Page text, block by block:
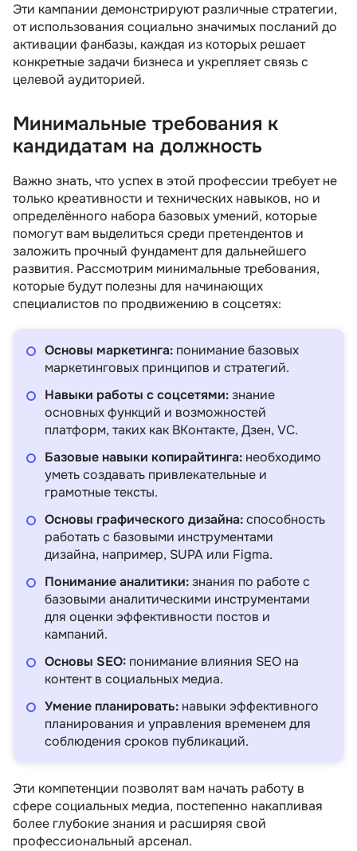
Эти кампании демонстрируют различные стратегии,
от использования социально значимых посланий до
активации фанбазы, каждая из которых решает
конкретные задачи бизнеса и укрепляет связь с
целевой аудиторией.
Минимальные требования к
кандидатам на должность
Важно знать, что успех в этой профессии требует не
только креативности и технических навыков, но и
определённого набора базовых умений, которые
помогут вам выделиться среди претендентов и
заложить прочный фундамент для дальнейшего
развития. Рассмотрим минимальные требования,
которые будут полезны для начинающих
специалистов по продвижению в соцсетях:
Основы маркетинга: понимание базовых
маркетинговых принципов и стратегий.
Навыки работы с соцсетями:знание
основных функций и возможностей
платформ, таких как ВКонтакте, Дзен, VC.
Базовые навыки копирайтинга: необходимо
уметь создавать привлекательные и
грамотные тексты.
Основы графического дизайна:способность
работать с базовыми инструментами
дизайна, например, SUPA или Figma.
Понимание аналитики:знания по работе с
базовыми аналитическими инструментами
для оценки эффективности постов и
кампаний.
Основы SEO: понимание влияния SEO на
контент в социальных медиа.
Умение планировать: навыки эффективного
планирования и управления временем для
соблюдения сроков публикаций.
Эти компетенции позволят вам начать работу в
сфере социальных медиа, постепенно накапливая
более глубокие знания и расширяя свой
профессиональный арсенал.